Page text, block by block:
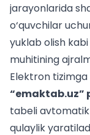
jarayonlarida
o‘quvchilar
yuklab olish
muhitining
Elektron tizimga
tabeli
qulaylik